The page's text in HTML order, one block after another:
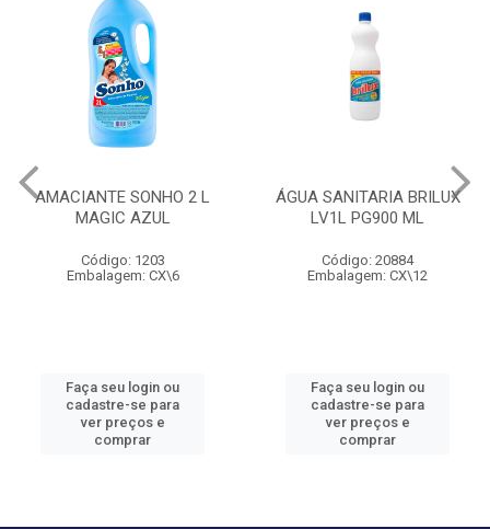
AMACIANTE SONHO 2 L
MAGIC AZUL
Código: 1203
Embalagem: CX\6
Faça seu login ou
cadastre-se para
ver preços e
comprar
ÁGUA SANITARIA BRILUX
LV1L PG900 ML
Código: 20884
Embalagem: CX\12
Faça seu login ou
cadastre-se para
ver preços e
comprar